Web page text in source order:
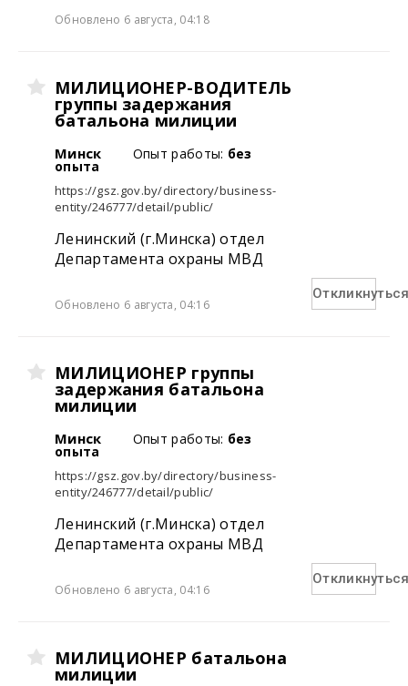
Обновлено 6 августа, 04:18
МИЛИЦИОНЕР-ВОДИТЕЛЬ
группы задержания
батальона милиции
Минск Опыт работы: без
опыта
https://gsz.gov.by/directory/business-
entity/246777/detail/public/
Ленинский (г.Минска) отдел
Департамента охраны МВД
Обновлено 6 августа, 04:16
МИЛИЦИОНЕР группы
задержания батальона
милиции
Минск Опыт работы: без
опыта
https://gsz.gov.by/directory/business-
entity/246777/detail/public/
Ленинский (г.Минска) отдел
Департамента охраны МВД
Обновлено 6 августа, 04:16
МИЛИЦИОНЕР батальона
милиции